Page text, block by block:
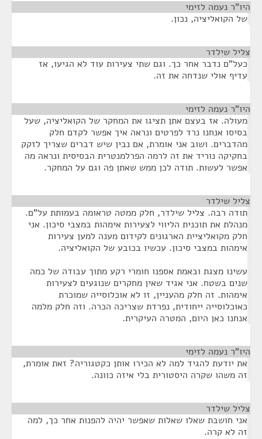
היו"ר נעמה לזימי
של הקואליציה, נכון.
צליל שילדר
כעל"ם נדבר אחר כך. וגם שתי צעירות עוד לא הגיעו, אז
עדיף אולי שנדחה את זה.
היו"ר נעמה לזימי
מעולה. אז בעצם אתן תציגו את המחקר של הקואליציה, שעל
בסיסו אנחנו נרד לפרטים ונראה איך אפשר לקדם חלק
מהדברים. ושוב אני אומרת, אם נבין שיש דברים שצריך לזקק
בחקיקה נוריד את זה לרמה הפרלמנטרית הבסיסית ונראה מה
אפשר לעשות. תודה לכן ממש שאתן פה וגם על המחקר.
צליל שילדר
תודה רבה. צליל שילדר, חלק ממטה טראומה בעמותת על"ם.
מנהלת את תוכנית הליווי לצעירות אימהות במצבי סיכון. אני
חלק מקואליציית הארגונים לקידום מענה למען צעירות
אימהות במצבי סיכון. עכשיו בכובע של הקואליציה.
עשינו מצגת ובאמת אספנו חומרי רקע מתוך עבודה של כמה
שנים בשטח. אני אגיד שאין מחקרים שנוגעים לצעירות
אימהות. זה חלק מהעניין, זו לא אוכלוסייה שמוכרת
כאוכלוסייה ייחודית, נפרדת שצריכה הכרה. וזה חלק מלמה
אנחנו כאן היום, המטרה העיקרית.
היו"ר נעמה לזימי
את יודעת להגיד למה לא הכירו אותן כקטגוריה? זאת אומרת,
זה משהו שקרה היסטורית בלי איזה כוונה.
צליל שילדר
אני חושבת שאלו שאלות שאפשר יהיה להפנות אחר כך, למה
זה לא קרה.